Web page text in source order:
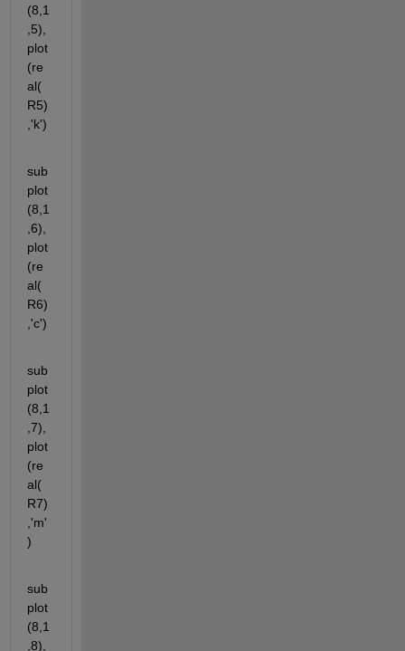
(8,1
,5),
plot
(re
al(
R5)
,'k')
sub
plot
(8,1
,6),
plot
(re
al(
R6)
,'c')
sub
plot
(8,1
,7),
plot
(re
al(
R7)
,'m'
)
sub
plot
(8,1
,8),